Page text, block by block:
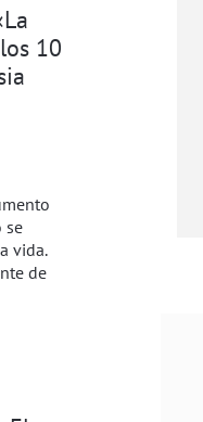
10
se
vida.
de